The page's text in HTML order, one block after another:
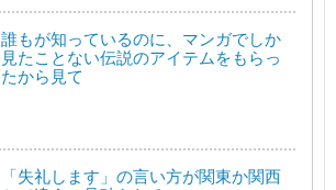
誰もが知っているのに、マンガでしか
見たことない伝説のアイテムをもらっ
たから見て
「失礼します」の言い方が関東か関西